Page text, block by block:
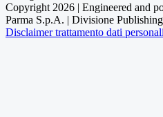
Copyright 2026 | Engineered and
Parma S.p.A. | Divisione
Disclaimer trattamento dati personali